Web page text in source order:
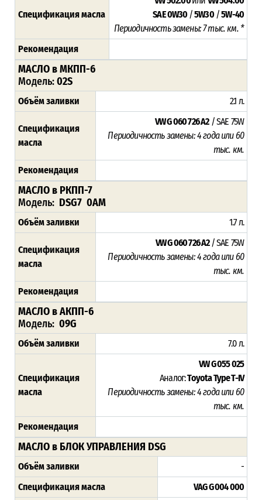
Спецификация масла
SAE 0W30/5W30/5W-40
Периодичность замены: 7 тыс. км. *
Рекомендация
МАСЛО в МКПП-6
Модель:02S
Объём заливки 2.1 л.
Спецификация
масла
VW G 060 726 A2/ SAE 75W
Периодичность замены: 4 года или 60
тыс. км.
Рекомендация
МАСЛО в РКПП-7
Модель: DSG7 0AM
Объём заливки 1.7 л.
Спецификация
масла
VW G 060 726 A2/ SAE 75W
Периодичность замены: 4 года или 60
тыс. км.
Рекомендация
МАСЛО в АКПП-6
Модель: 09G
Объём заливки 7.0 л.
Спецификация
масла
VW G 055 025
Аналог:Toyota Type T-IV
Периодичность замены: 4 года или 60
тыс. км.
Рекомендация
МАСЛО в БЛОК УПРАВЛЕНИЯ DSG
Объём заливки
-
Спецификация масла
VAG G 004 000